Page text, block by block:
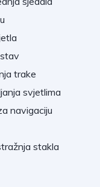
trake
svjetlima
navigaciju
stakla